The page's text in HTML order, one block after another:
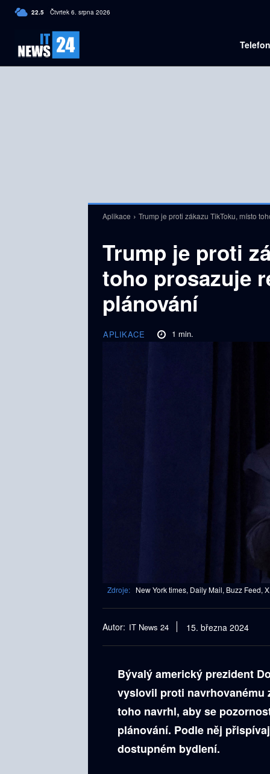
22.5 C Czech
Čtvrtek 6. srpna 2026
Aplikace Trump je proti zákazu TikToku, místo
Trump je proti
toho prosazuje
plánování
APLIKACE 1 min.
Zdroje: New York times, Daily Mail, Buzz Feed,
Autor: IT News 24 15. března 2024
Bývalý americký prezident
vyslovil proti navrhovanému
toho navrhl, aby se
plánování. Podle něj
dostupném bydlení.